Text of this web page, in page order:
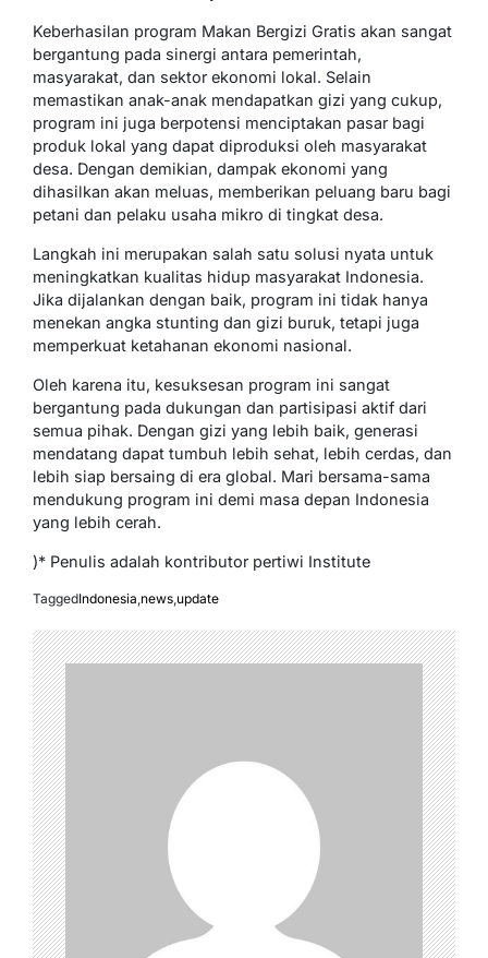
Keberhasilan program Makan Bergizi Gratis akan sangat
bergantung pada sinergi antara pemerintah,
masyarakat, dan sektor ekonomi lokal. Selain
memastikan anak-anak mendapatkan gizi yang cukup,
program ini juga berpotensi menciptakan pasar bagi
produk lokal yang dapat diproduksi oleh masyarakat
desa. Dengan demikian, dampak ekonomi yang
dihasilkan akan meluas, memberikan peluang baru bagi
petani dan pelaku usaha mikro di tingkat desa.
Langkah ini merupakan salah satu solusi nyata untuk
meningkatkan kualitas hidup masyarakat Indonesia.
Jika dijalankan dengan baik, program ini tidak hanya
menekan angka stunting dan gizi buruk, tetapi juga
memperkuat ketahanan ekonomi nasional.
Oleh karena itu, kesuksesan program ini sangat
bergantung pada dukungan dan partisipasi aktif dari
semua pihak. Dengan gizi yang lebih baik, generasi
mendatang dapat tumbuh lebih sehat, lebih cerdas, dan
lebih siap bersaing di era global. Mari bersama-sama
mendukung program ini demi masa depan Indonesia
yang lebih cerah.
)* Penulis adalah kontributor pertiwi Institute
TaggedIndonesia news update